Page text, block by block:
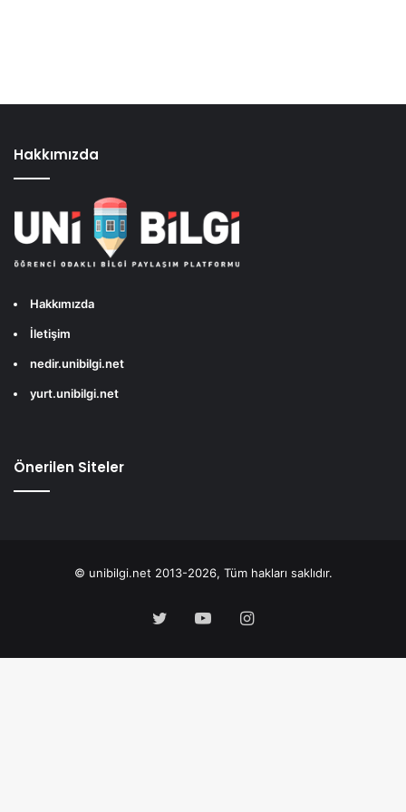
Hakkımızda
Hakkımızda
İletişim
nedir.unibilgi.net
yurt.unibilgi.net
Önerilen Siteler
© unibilgi.net 2013-2026, Tüm hakları saklıdır.
Twitter YouTubeInstagram